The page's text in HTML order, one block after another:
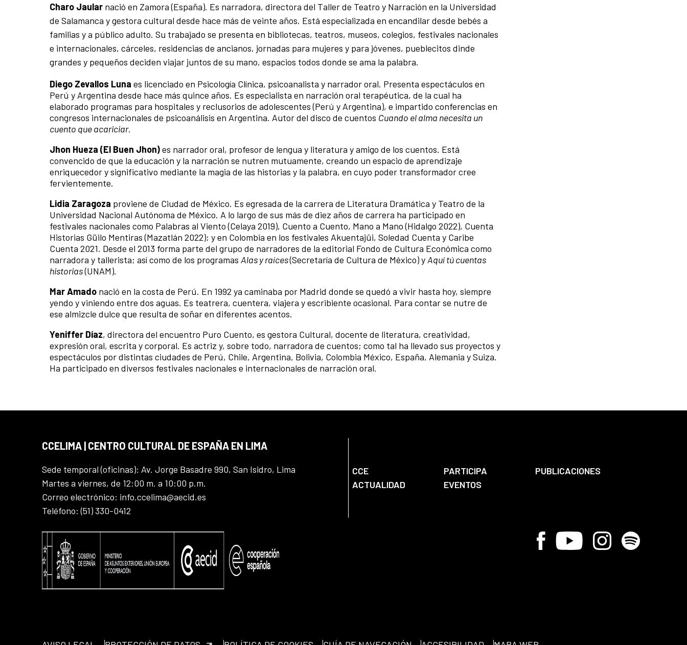
Charo Jaular nació en Zamora (España). Es narradora, directora del Taller de Teatro y Narración en la Universidad
de Salamanca y gestora cultural desde hace más de veinte años. Está especializada en encandilar desde bebés a
familias y a público adulto. Su trabajado se presenta en bibliotecas, teatros, museos, colegios, festivales nacionales
e internacionales, cárceles, residencias de ancianos, jornadas para mujeres y para jóvenes, pueblecitos dinde
grandes y pequeños deciden viajar juntos de su mano, espacios todos donde se ama la palabra.
Diego Zevallos Luna es licenciado en Psicología Clínica, psicoanalista y narrador oral. Presenta espectáculos en
Perú y Argentina desde hace más quince años. Es especialista en narración oral terapéutica, de la cual ha
elaborado programas para hospitales y reclusorios de adolescentes (Perú y Argentina), e impartido conferencias en
congresos internacionales de psicoanálisis en Argentina. Autor del disco de cuentos Cuando el alma necesita un
cuento que acariciar.
Jhon Hueza (El Buen Jhon)es narrador oral, profesor de lengua y literatura y amigo de los cuentos. Está
convencido de que la educación y la narración se nutren mutuamente, creando un espacio de aprendizaje
enriquecedor y significativo mediante la magia de las historias y la palabra, en cuyo poder transformador cree
fervientemente.
Lidia Zaragoza proviene de Ciudad de México. Es egresada de la carrera de Literatura Dramática y Teatro de la
Universidad Nacional Autónoma de México. A lo largo de sus más de diez años de carrera ha participado en
festivales nacionales como Palabras al Viento (Celaya 2019), Cuento a Cuento, Mano a Mano (Hidalgo 2022), Cuenta
Historias Güilo Mentiras (Mazatlán 2022); y en Colombia en los festivales Akuentajûi, Soledad Cuenta y Caribe
Cuenta 2021. Desde el 2013 forma parte del grupo de narradores de la editorial Fondo de Cultura Económica como
narradora y tallerista; así como de los programas Alas y raíces(Secretaría de Cultura de México) yAquí tú cuentas
historias(UNAM).
Mar Amado nació en la costa de Perú. En 1992 ya caminaba por Madrid donde se quedó a vivir hasta hoy, siempre
yendo y viniendo entre dos aguas. Es teatrera, cuentera, viajera y escribiente ocasional. Para contar se nutre de
ese almizcle dulce que resulta de soñar en diferentes acentos.
Yeniffer Díaz, directora del encuentro Puro Cuento, es gestora Cultural, docente de literatura, creatividad,
expresión oral, escrita y corporal. Es actriz y, sobre todo, narradora de cuentos; como tal ha llevado sus proyectos y
espectáculos por distintas ciudades de Perú, Chile, Argentina, Bolivia, Colombia México, España, Alemania y Suiza.
Ha participado en diversos festivales nacionales e internacionales de narración oral.
CCELIMA | CENTRO CULTURAL DE ESPAÑA EN LIMA
Sede temporal (oficinas): Av. Jorge Basadre 990, San Isidro, Lima
Martes a viernes, de 12:00 m. a 10:00 p.m.
Correo electrónico: info.ccelima@aecid.es
Teléfono: (51) 330-0412
CCE PARTICIPA
PUBLICACIONES
ACTUALIDAD
EVENTOS
Facebook
Youtube InstagramSpotify